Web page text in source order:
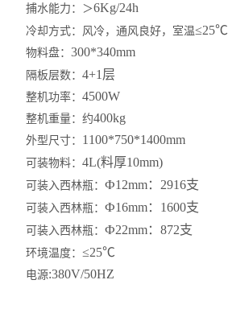
捕水能力：＞6Kg/24h
冷却方式：风冷，通风良好，室温≤25℃
物料盘：300*340mm
隔板层数：4+1层
整机功率：4500W
整机重量：约400kg
外型尺寸： 1100*750*1400mm
可装物料：4L(料厚10mm)
可装入西林瓶：Ф12mm：2916支
可装入西林瓶：Ф16mm：1600支
可装入西林瓶：Ф22mm：872支
环境温度：≤25℃
电源:380V/50HZ